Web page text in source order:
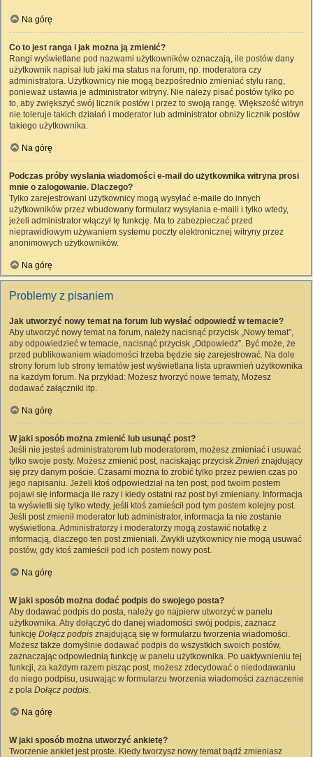
Na górę
Co to jest ranga i jak można ją zmienić?
Rangi wyświetlane pod nazwami użytkowników oznaczają, ile postów dany
użytkownik napisał lub jaki ma status na forum, np. moderatora czy
administratora. Użytkownicy nie mogą bezpośrednio zmieniać stylu rang,
ponieważ ustawia je administrator witryny. Nie należy pisać postów tylko po
to, aby zwiększyć swój licznik postów i przez to swoją rangę. Większość witryn
nie toleruje takich działań i moderator lub administrator obniży licznik postów
takiego użytkownika.
Na górę
Podczas próby wysłania wiadomości e-mail do użytkownika witryna prosi
mnie o zalogowanie. Dlaczego?
Tylko zarejestrowani użytkownicy mogą wysyłać e-maile do innych
użytkowników przez wbudowany formularz wysyłania e-maili i tylko wtedy,
jeżeli administrator włączył tę funkcję. Ma to zabezpieczać przed
nieprawidłowym używaniem systemu poczty elektronicznej witryny przez
anonimowych użytkowników.
Na górę
Problemy z pisaniem
Jak utworzyć nowy temat na forum lub wysłać odpowiedź w temacie?
Aby utworzyć nowy temat na forum, należy nacisnąć przycisk „Nowy temat”,
aby odpowiedzieć w temacie, nacisnąć przycisk „Odpowiedz”. Być może, że
przed publikowaniem wiadomości trzeba będzie się zarejestrować. Na dole
strony forum lub strony tematów jest wyświetlana lista uprawnień użytkownika
na każdym forum. Na przykład: Możesz tworzyć nowe tematy, Możesz
dodawać załączniki itp.
Na górę
W jaki sposób można zmienić lub usunąć post?
Jeśli nie jesteś administratorem lub moderatorem, możesz zmieniać i usuwać
tylko swoje posty. Możesz zmienić post, naciskając przyciskZmień znajdujący
się przy danym poście. Czasami można to zrobić tylko przez pewien czas po
jego napisaniu. Jeżeli ktoś odpowiedział na ten post, pod twoim postem
pojawi się informacja ile razy i kiedy ostatni raz post był zmieniany. Informacja
ta wyświetli się tylko wtedy, jeśli ktoś zamieścił pod tym postem kolejny post.
Jeśli post zmienił moderator lub administrator, informacja ta nie zostanie
wyświetlona. Administratorzy i moderatorzy mogą zostawić notatkę z
informacją, dlaczego ten post zmieniali. Zwykli użytkownicy nie mogą usuwać
postów, gdy ktoś zamieścił pod ich postem nowy post.
Na górę
W jaki sposób można dodać podpis do swojego posta?
Aby dodawać podpis do posta, należy go najpierw utworzyć w panelu
użytkownika. Aby dołączyć do danej wiadomości swój podpis, zaznacz
funkcję Dołącz podpis znajdującą się w formularzu tworzenia wiadomości.
Możesz także domyślnie dodawać podpis do wszystkich swoich postów,
zaznaczając odpowiednią funkcję w panelu użytkownika. Po uaktywnieniu tej
funkcji, za każdym razem pisząc post, możesz zdecydować o niedodawaniu
do niego podpisu, usuwając w formularzu tworzenia wiadomości zaznaczenie
z pola Dołącz podpis.
Na górę
W jaki sposób można utworzyć ankietę?
Tworzenie ankiet jest proste. Kiedy tworzysz nowy temat bądź zmieniasz